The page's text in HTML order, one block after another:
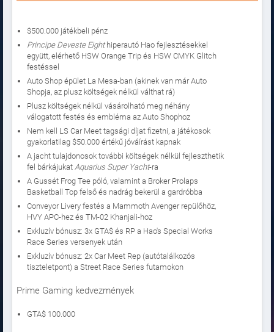
$500.000 játékbeli pénz
Principe Deveste Eighthiperautó Hao fejlesztésekkel
együtt, elérhető HSW Orange Trip és HSW CMYK Glitch
festéssel
Auto Shop épület La Mesa-ban (akinek van már Auto
Shopja, az plusz költségek nélkül válthat rá)
Plusz költségek nélkül vásárolható meg néhány
válogatott festés és embléma az Auto Shophoz
Nem kell LS Car Meet tagsági díjat fizetni, a játékosok
gyakorlatilag $50.000 értékű jóváírást kapnak
A jacht tulajdonosok további költségek nélkül fejleszthetik
fel bárkájukat Aquarius Super Yacht-ra
A Gussét Frog Teepóló, valamint a Broker Prolaps
Basketball Topfelső és nadrág bekerül a gardróbba
Conveyor Livery festés a Mammoth Avenger repülőhöz,
HVY APC-hez és TM-02 Khanjali-hoz
Exkluzív bónusz: 3x GTA$ és RP a Hao's Special Works
Race Series versenyek után
Exkluzív bónusz: 2x Car Meet Rep (autótalálkozós
tiszteletpont) a Street Race Series futamokon
Prime Gaming kedvezmények
GTA$ 100.000